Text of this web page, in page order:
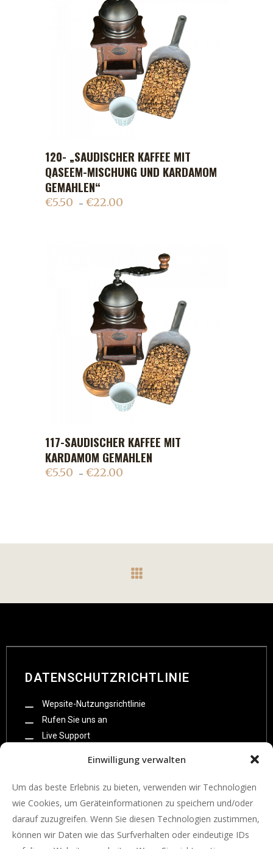
Einwilligung verwalten
Um das beste Erlebnis zu bieten, verwenden wir Technologien
wie Cookies, um Geräteinformationen zu speichern und/oder
darauf zuzugreifen. Wenn Sie diesen Technologien zustimmen,
können wir Daten wie das Surfverhalten oder eindeutige IDs
ADD TO CART
120- „SAUDISCHER KAFFEE MIT
QASEEM-MISCHUNG UND KARDAMOM
GEMAHLEN“
€5.50 – €22.00
ADD TO CART
117-SAUDISCHER KAFFEE MIT
KARDAMOM GEMAHLEN
€5.50 – €22.00
DATENSCHUTZRICHTLINIE
Wepsite-Nutzungsrichtlinie
Rufen Sie uns an
Live Support
Datenschutzzerklarung